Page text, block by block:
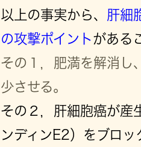
以上の事実から、 肝細
の攻撃ポイントがある
その１，肥満を解消し
少させる。
その２，肝細胞癌が産
ンディンE2）をブロ